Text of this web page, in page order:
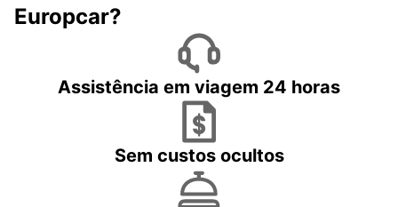
Europcar?
Assistência em viagem 24 horas
Sem custos ocultos